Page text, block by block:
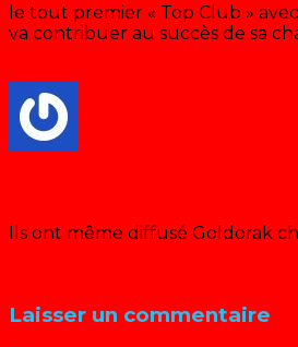
le tout premier « Top Club »
va contribuer au succès de sa
Ils ont même diffusé Goldorak
Laisser un commentaire